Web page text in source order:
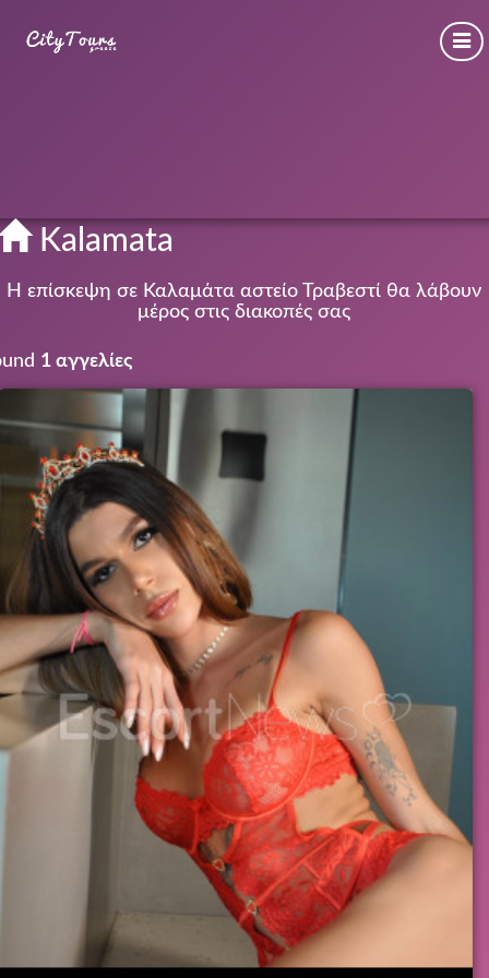
Kalamata
Η επίσκεψη σε Καλαμάτα αστείο Τραβεστί θα λάβουν
μέρος στις διακοπές σας
1 αγγελίες